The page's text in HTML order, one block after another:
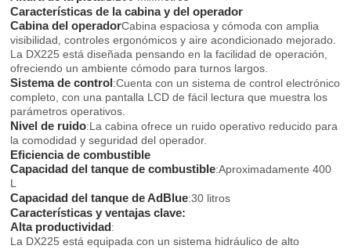
Características de la cabina y del operador
Cabina del operadorCabina espaciosa y cómoda con amplia
visibilidad, controles ergonómicos y aire acondicionado mejorado.
La DX225 está diseñada pensando en la facilidad de operación,
ofreciendo un ambiente cómodo para turnos largos.
Sistema de control:Cuenta con un sistema de control electrónico
completo, con una pantalla LCD de fácil lectura que muestra los
parámetros operativos.
Nivel de ruido:La cabina ofrece un ruido operativo reducido para
la comodidad y seguridad del operador.
Eficiencia de combustible
Capacidad del tanque de combustible:Aproximadamente 400
L
Capacidad del tanque de AdBlue:30 litros
Características y ventajas clave:
Alta productividad:
La DX225 está equipada con un sistema hidráulico de alto